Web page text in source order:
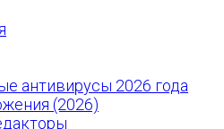
антивирусы 2026 года
(2026)